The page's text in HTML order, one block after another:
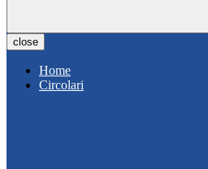
close
Home
Circolari